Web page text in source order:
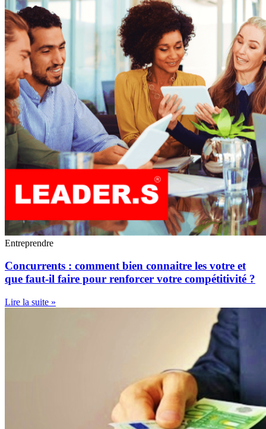
Entreprendre
Concurrents : comment bien connaitre les votre et
que faut-il faire pour renforcer votre compétitivité ?
Lire la suite »